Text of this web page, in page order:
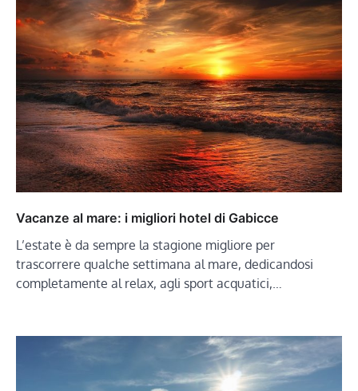
Vacanze al mare: i migliori hotel di Gabicce
L’estate è da sempre la stagione migliore per
trascorrere qualche settimana al mare, dedicandosi
completamente al relax, agli sport acquatici,…